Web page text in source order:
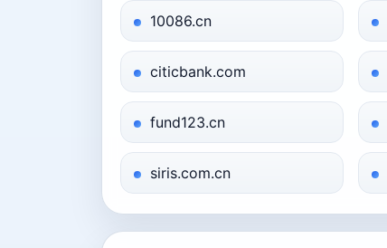
10086.cn
citicbank.com
fund123.cn
siris.com.cn